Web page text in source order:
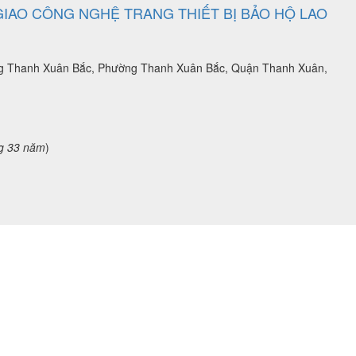
CÔNG NGHỆ TRANG THIẾT BỊ BẢO HỘ LAO
Xuân Bắc, Phường Thanh Xuân Bắc, Quận Thanh Xuân,
33 năm)